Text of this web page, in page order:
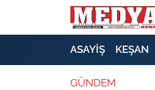
ASAYİŞ KEŞAN
GÜNDEM
E-GAZETE